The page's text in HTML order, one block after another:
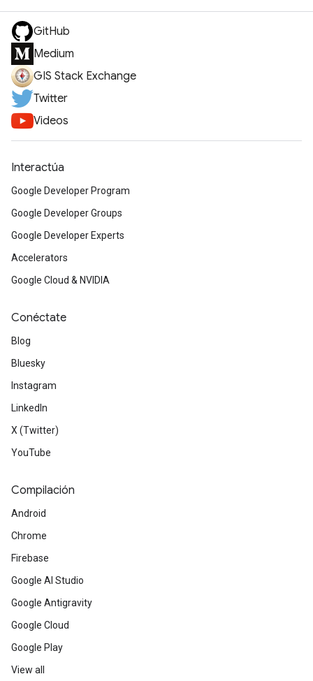
GitHub
Medium
GIS Stack Exchange
Twitter
Videos
Interactúa
Google Developer Program
Google Developer Groups
Google Developer Experts
Accelerators
Google Cloud & NVIDIA
Conéctate
Blog
Bluesky
Instagram
LinkedIn
X (Twitter)
YouTube
Compilación
Android
Chrome
Firebase
Google AI Studio
Google Antigravity
Google Cloud
Google Play
View all